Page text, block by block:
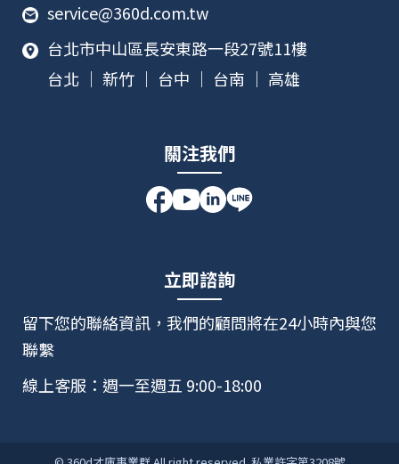
service@360d.com.tw
台北市中山區長安東路一段27號11樓
台北 ｜ 新竹 ｜ 台中 ｜ 台南 ｜ 高雄
關注我們
立即諮詢
留下您的聯絡資訊，我們的顧問將在24小時內與您
聯繫
線上客服：週一至週五 9:00-18:00